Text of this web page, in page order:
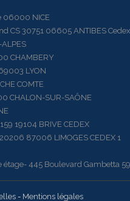
NICE
30751 06605 ANTIBES Cedex
CHAMBERY
LYON
COMTE
SUR-SAÔNE
19104 BRIVE CEDEX
87006 LIMOGES CEDEX 1
445 Boulevard Gambetta
- Mentions légales